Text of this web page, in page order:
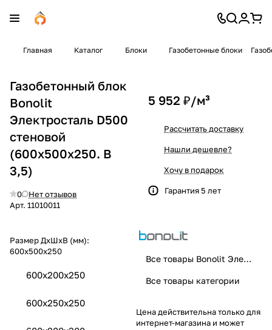
Главная Каталог Блоки Газобетонные блоки
Газобетонный блок
Bonolit
Электросталь D500
стеновой
(600x500x250. B
3,5)
0
Нет отзывов
Арт. 11010011
Размер ДхШхВ (мм):
600x500x250
600x200x250
600x250x250
5 952 ₽/м³
Рассчитать доставку
Нашли дешевле?
Хочу в подарок
Гарантия 5 лет
Все товары Bonolit Электросталь
Все товары категории
Цена действительна только для
интернет-магазина и может